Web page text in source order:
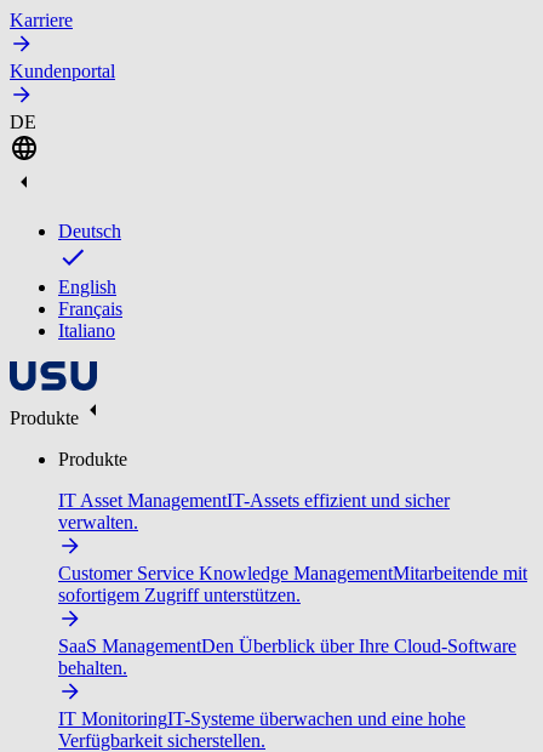
Karriere
Kundenportal
DE
Deutsch
English
Français
Italiano
Produkte
Produkte
IT Asset ManagementIT-Assets effizient und sicher
verwalten.
Customer Service Knowledge ManagementMitarbeitende mit
sofortigem Zugriff unterstützen.
SaaS ManagementDen Überblick über Ihre Cloud-Software
behalten.
IT MonitoringIT-Systeme überwachen und eine hohe
Verfügbarkeit sicherstellen.